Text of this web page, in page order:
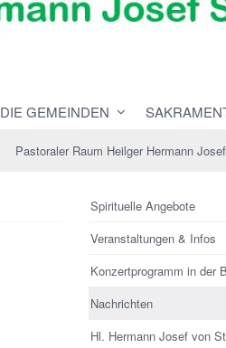
DIE GEMEINDEN
Pastoraler Raum Heilger Hermann
Spirituelle Angebote
Veranstaltungen & Infos
Konzertprogramm in der
Nachrichten
Hl. Hermann Josef von